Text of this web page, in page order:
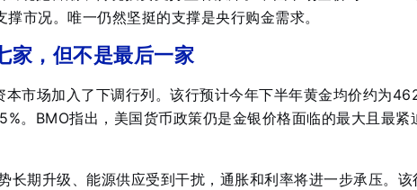
撑市况。唯一仍然坚挺的支撑是央行购金需求。
家，但不是最后一家
市场加入了下调行列。该行预计今年下半年黄金均价约为
。BMO指出，美国货币政策仍是金银价格面临的最大且最紧
长期升级、能源供应受到干扰，通胀和利率将进一步承压。该